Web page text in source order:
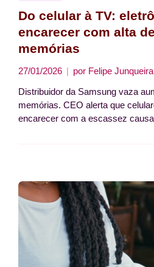
Do celular à TV:
encarecer com alta
memórias
27/01/2026 por Felipe Junqueira
Distribuidor da Samsung vaza
memórias. CEO alerta que
encarecer com a escassez